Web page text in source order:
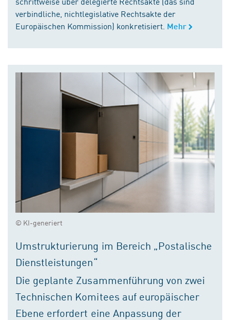
verbindliche, nichtlegislative Rechtsakte der
Europäischen Kommission) konkretisiert. Mehr
© KI-generiert
Umstrukturierung im Bereich „Postalische
Dienstleistungen“
Die geplante Zusammenführung von zwei
Technischen Komitees auf europäischer
Ebene erfordert eine Anpassung der